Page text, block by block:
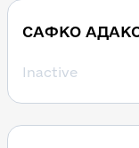
САФКО
Inactive